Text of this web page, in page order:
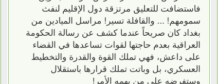
فاستضافت للتعليق مرتزقة دول الإقليم لنفث
سمومهم! ... والقافلة تسير! مراسل الميادين من
بغداد كان صريحاً عندما كشف عن رسالة الحكومة
العراقية بعدم حاجتها لقوات تساعدها في القضاء
على داعش، فهي تملك القوة والقدرة والتخطيط
العسكري، بل وباتت تملك قرارها باستقلال
وستفرضه على من يهمه الأمر!